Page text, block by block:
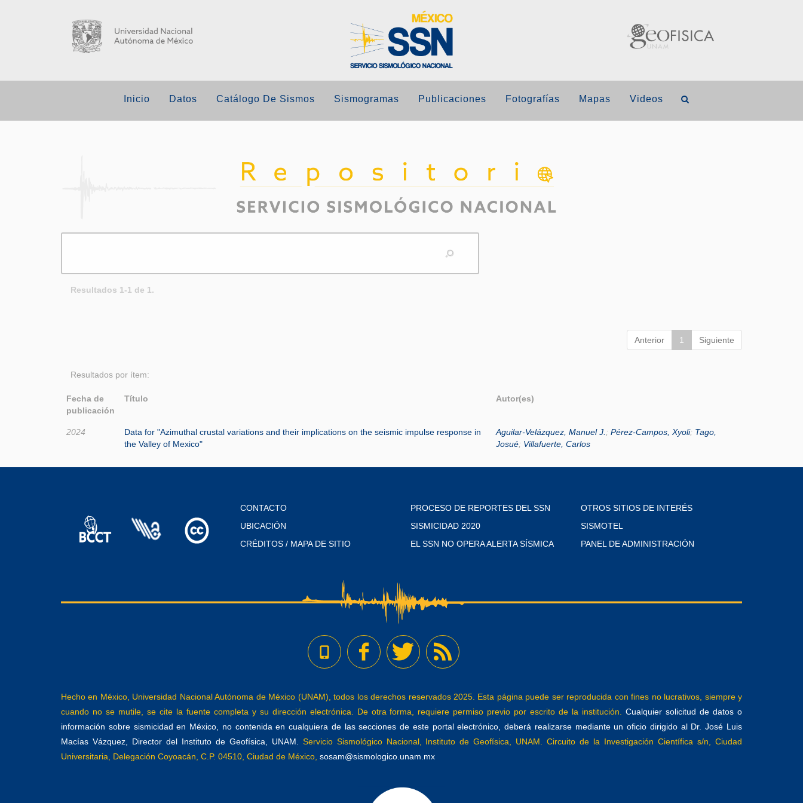
Inicio Datos Catálogo De Sismos Sismogramas Publicaciones Fotografías Mapas Videos
Resultados 1-1 de 1.
Anterior 1 Siguiente
Resultados por ítem:
Fecha de
publicación
Título Autor(es)
2024
Data for "Azimuthal crustal variations and their implications on the seismic impulse response in
the Valley of Mexico"
Aguilar-Velázquez, Manuel J. ; Pérez-Campos, Xyoli; Tago,
Josué; Villafuerte, Carlos
CONTACTO
UBICACIÓN
CRÉDITOS / MAPA DE SITIO
PROCESO DE REPORTES DEL SSN
SISMICIDAD 2020
EL SSN NO OPERA ALERTA SÍSMICA
OTROS SITIOS DE INTERÉS
SISMOTEL
PANEL DE ADMINISTRACIÓN
Hecho en México, Universidad Nacional Autónoma de México (UNAM), todos los derechos reservados 2025. Esta página puede ser reproducida con fines no lucrativos, siempre y
cuando no se mutile, se cite la fuente completa y su dirección electrónica. De otra forma, requiere permiso previo por escrito de la institución.Cualquier solicitud de datos o
información sobre sismicidad en México, no contenida en cualquiera de las secciones de este portal electrónico, deberá realizarse mediante un oficio dirigido al Dr. José Luis
Macías Vázquez, Director del Instituto de Geofísica, UNAM.
Servicio Sismológico Nacional, Instituto de Geofísica, UNAM. Circuito de la Investigación Científica s/n, Ciudad
Universitaria, Delegación Coyoacán, C.P. 04510, Ciudad de México, sosam@sismologico.unam.mx